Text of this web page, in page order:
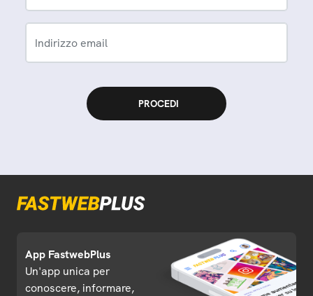
Indirizzo email
App FastwebPlus
Un'app unica per
conoscere, informare,